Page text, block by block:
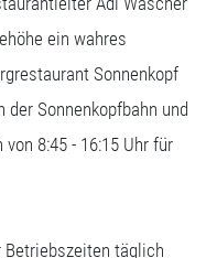
ein wahres
Sonnenkopf
Sonnenkopfbahn und
8:45 - 16:15 Uhr für
Betriebszeiten täglich